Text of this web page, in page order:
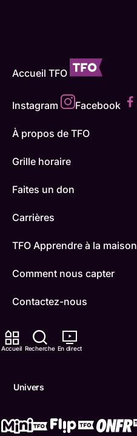
Accueil Recherche En direct
Univers
Accueil TFO
Instagram Facebook
À propos de TFO
Grille horaire
Faites un don
Carrières
TFO Apprendre à la maison
Comment nous capter
Contactez-nous
ONFR
Boukili